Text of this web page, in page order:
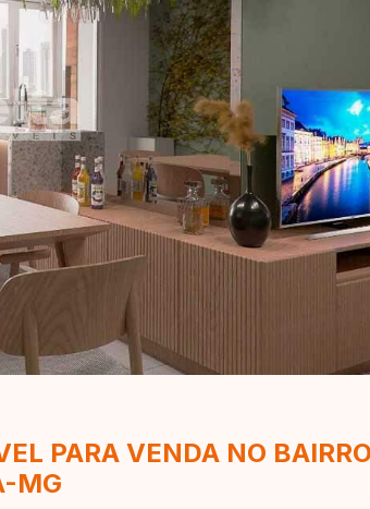
PARA VENDA NO
MG